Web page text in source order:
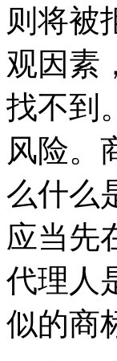
则将被
观因素
找不到
风险。
么什么
应当先
代理人
似的商